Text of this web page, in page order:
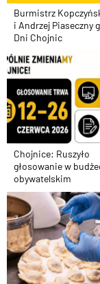
Burmistrz
i Andrzej Piaseczny
Dni Chojnic
Chojnice: Ruszyło
głosowanie w
obywatelskim